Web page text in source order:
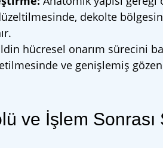
dekolte
hücresel onarım sürecini
ve genişlemiş
ve İşlem Sonrası